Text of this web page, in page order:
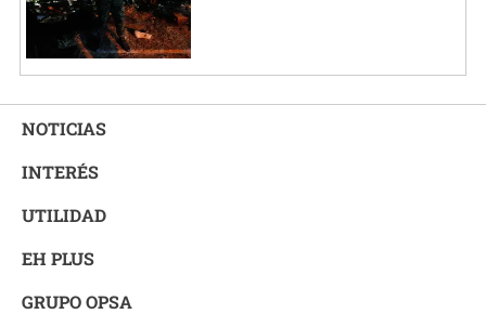
NOTICIAS
INTERÉS
UTILIDAD
EH PLUS
GRUPO OPSA